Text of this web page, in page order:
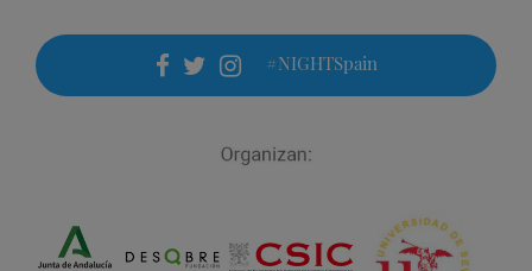
facebook
twitter
instagram
#NIGHTSpain